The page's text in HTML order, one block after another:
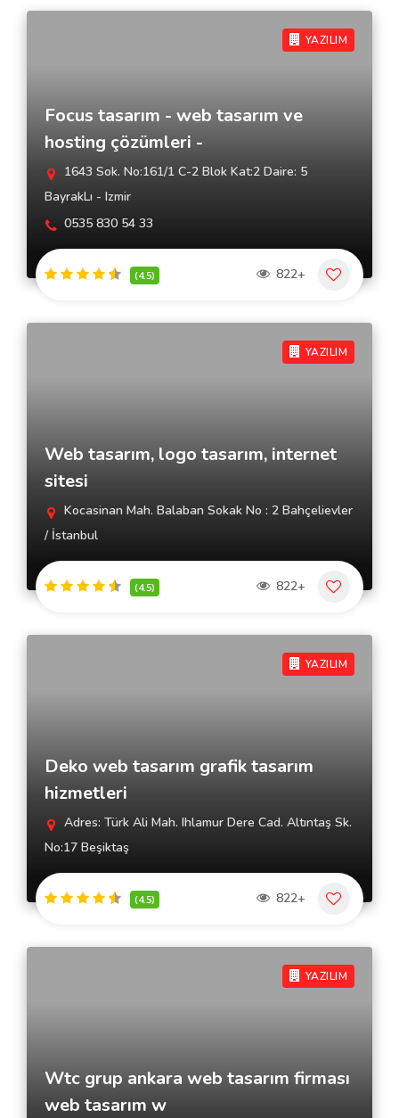
YAZILIM
Focus tasarım - web tasarım ve
hosting çözümleri -
1643 Sok. No:161/1 C-2 Blok Kat:2 Daire: 5
BayrakLı - Izmir
0535 830 54 33
(4.5) 822+
YAZILIM
Web tasarım, logo tasarım, internet
sitesi
Kocasinan Mah. Balaban Sokak No : 2 Bahçelievler
/ İstanbul
(4.5) 822+
YAZILIM
Deko web tasarım grafik tasarım
hizmetleri
Adres: Türk Ali Mah. Ihlamur Dere Cad. Altıntaş Sk.
No:17 Beşiktaş
(4.5) 822+
YAZILIM
Wtc grup ankara web tasarım firması
web tasarım w